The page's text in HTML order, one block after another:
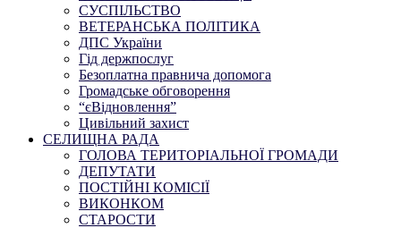
СУСПІЛЬСТВО
ВЕТЕРАНСЬКА ПОЛІТИКА
ДПС України
Гід держпослуг
Безоплатна правнича допомога
Громадське обговорення
“єВідновлення”
Цивільний захист
СЕЛИЩНА РАДА
ГОЛОВА ТЕРИТОРІАЛЬНОЇ ГРОМАДИ
ДЕПУТАТИ
ПОСТІЙНІ КОМІСІЇ
ВИКОНКОМ
СТАРОСТИ